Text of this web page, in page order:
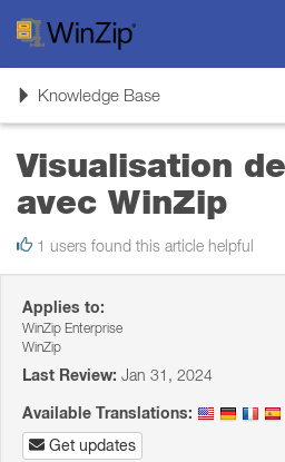
ToggleKnowledge Base
Visualisation
avec WinZip
1 users found this article helpful
Applies to:
WinZip Enterprise
WinZip
Last Review: Jan 31, 2024
Available Translations:
Get updates